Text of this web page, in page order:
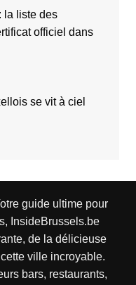
la liste des
officiel dans
se vit à ciel
guide ultime pour
InsideBrussels.be
de la délicieuse
ville incroyable.
bars, restaurants,